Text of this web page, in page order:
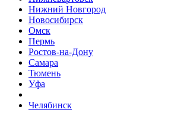
Нижний Новгород
Новосибирск
Омск
Пермь
Ростов-на-Дону
Самара
Тюмень
Уфа
Челябинск